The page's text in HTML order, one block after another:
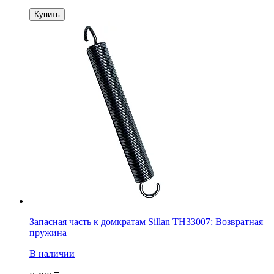
Купить
Запасная часть к домкратам Sillan TH33007: Возвратная
пружина
В наличии